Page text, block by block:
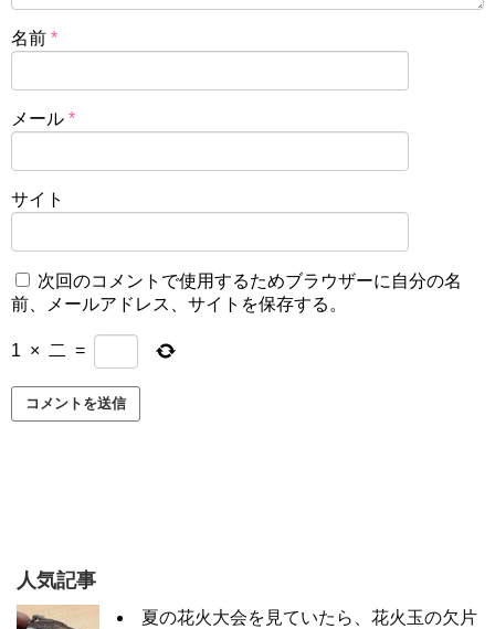
名前 *
メール *
サイト
次回のコメントで使用するためブラウザーに自分の名
前、メールアドレス、サイトを保存する。
1 × 二 =
人気記事
夏の花火大会を見ていたら、花火玉の欠片